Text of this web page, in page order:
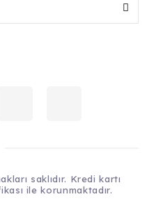
saklıdır. Kredi kartı
ile korunmaktadır.